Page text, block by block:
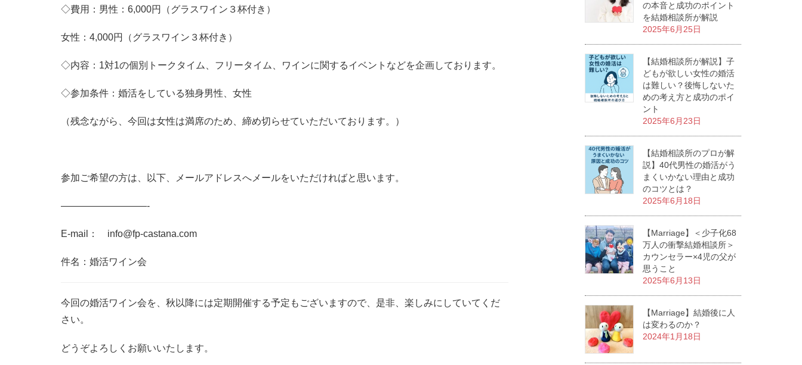
◇費用：男性：6,000円（グラスワイン３杯付き）
女性：4,000円（グラスワイン３杯付き）
◇内容：1対1の個別トークタイム、フリータイム、ワインに関するイベントなどを企画しております。
◇参加条件：婚活をしている独身男性、女性
（残念ながら、今回は女性は満席のため、締め切らせていただいております。）
参加ご希望の方は、以下、メールアドレスへメールをいただければと思います。
—————————-
E-mail： info@fp-castana.com
件名：婚活ワイン会
今回の婚活ワイン会を、秋以降には定期開催する予定もございますので、是非、楽しみにしていてくだ
さい。
どうぞよろしくお願いいたします。
の本音と成功のポイント
を結婚相談所が解説
2025年6月25日
【結婚相談所が解説】子
どもが欲しい女性の婚活
は難しい？後悔しないた
めの考え方と成功のポイ
ント
2025年6月23日
【結婚相談所のプロが解
説】40代男性の婚活がう
まくいかない理由と成功
のコツとは？
2025年6月18日
【Marriage】＜少子化68
万人の衝撃結婚相談所＞
カウンセラー×4児の父が
思うこと
2025年6月13日
【Marriage】結婚後に人
は変わるのか？
2024年1月18日